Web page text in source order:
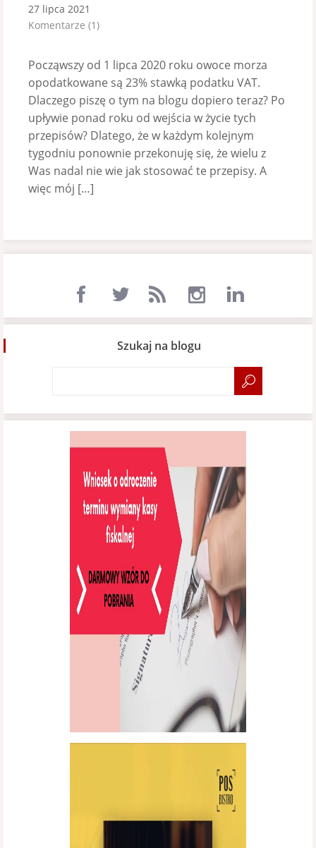
27 lipca 2021
Komentarze (1)
Począwszy od 1 lipca 2020 roku owoce morza
opodatkowane są 23% stawką podatku VAT.
Dlaczego piszę o tym na blogu dopiero teraz? Po
upływie ponad roku od wejścia w życie tych
przepisów? Dlatego, że w każdym kolejnym
tygodniu ponownie przekonuję się, że wielu z
Was nadal nie wie jak stosować te przepisy. A
więc mój […]
Szukaj na blogu